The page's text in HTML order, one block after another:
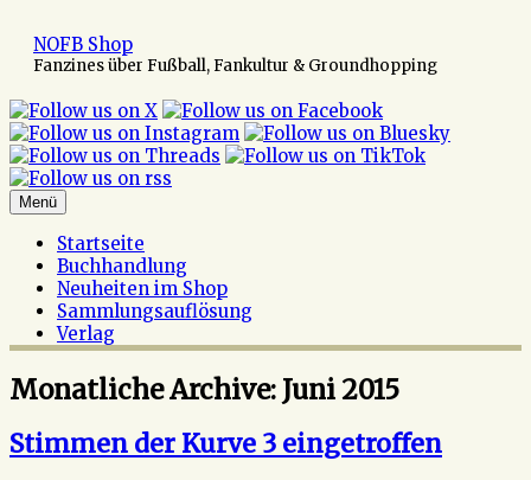
Inhalt
springen
NOFB Shop
Fanzines über Fußball, Fankultur & Groundhopping
Menü
Startseite
Buchhandlung
Neuheiten im Shop
Sammlungsauflösung
Verlag
Monatliche Archive: Juni 2015
Stimmen der Kurve 3 eingetroffen